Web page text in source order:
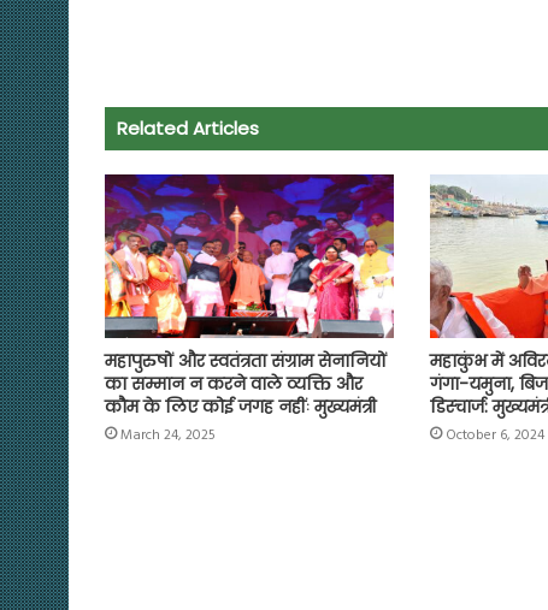
o
o
k
A
p
p
e
r
a
m
n
k
Related Articles
महापुरुषों और स्वतंत्रता संग्राम सेनानियों
का सम्मान न करने वाले व्यक्ति और
कौम के लिए कोई जगह नहींः मुख्यमंत्री
March 24, 2025
महाकुंभ में
गंगा-यमुना,
डिस्चार्ज:
October 6, 2024